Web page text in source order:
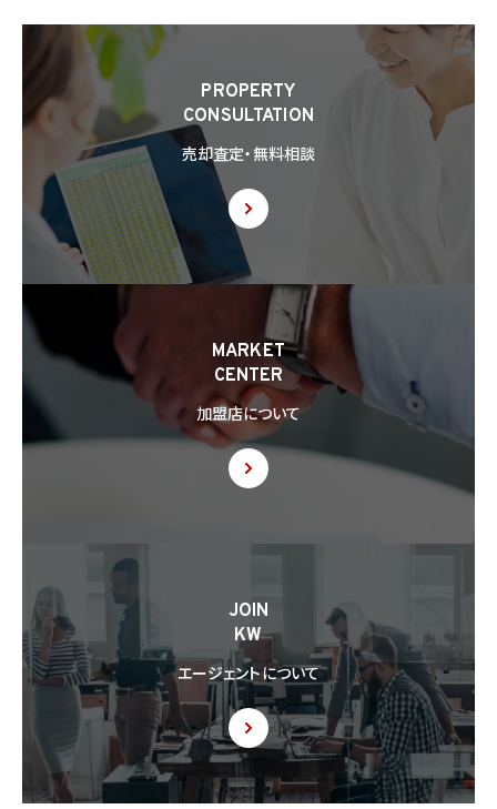
PROPERTY
CONSULTATION
売却査定・無料相談
MARKET
CENTER
加盟店について
JOIN
KW
エージェントについて